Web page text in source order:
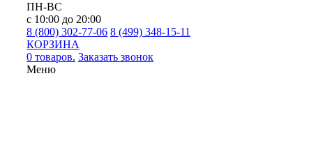
ПН-ВС
с 10:00 до 20:00
8 (800) 302-77-06 8 (499) 348-15-11
КОРЗИНА
0 товаров. Заказать звонок
Меню